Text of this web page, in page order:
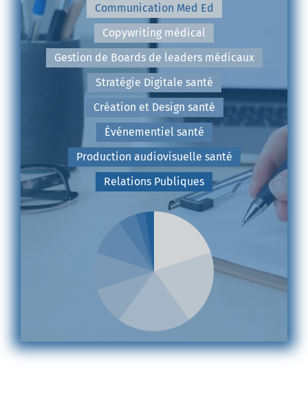
Communication Med Ed
Copywriting médical
Gestion de Boards de leaders médicaux
Stratégie Digitale santé
Création et Design santé
Événementiel santé
Production audiovisuelle santé
Relations Publiques